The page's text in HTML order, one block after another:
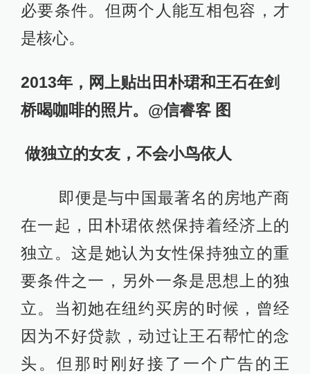
必要条件。但两个人能互相包容，才
是核心。
2013年，网上贴出田朴珺和王石在剑
桥喝咖啡的照片。@信睿客 图
做独立的女友，不会小鸟依人
即便是与中国最著名的房地产商
在一起，田朴珺依然保持着经济上的
独立。这是她认为女性保持独立的重
要条件之一，另外一条是思想上的独
立。当初她在纽约买房的时候，曾经
因为不好贷款，动过让王石帮忙的念
头。但那时刚好接了一个广告的王